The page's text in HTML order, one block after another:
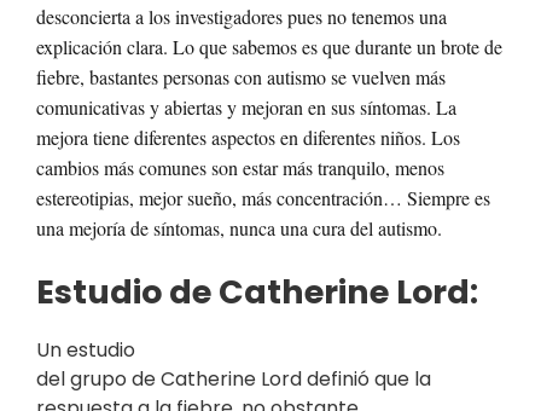
desconcierta a los investigadores pues no tenemos una
explicación clara. Lo que sabemos es que durante un brote de
fiebre, bastantes personas con autismo se vuelven más
comunicativas y abiertas y mejoran en sus síntomas. La
mejora tiene diferentes aspectos en diferentes niños. Los
cambios más comunes son estar más tranquilo, menos
estereotipias, mejor sueño, más concentración… Siempre es
una mejoría de síntomas, nunca una cura del autismo.
Estudio de Catherine Lord:
Un estudio
del grupo de Catherine Lord definió que la